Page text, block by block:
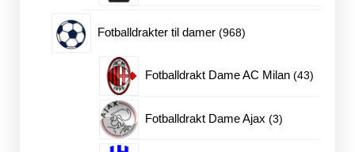
Fotballdrakter til damer 968968
Fotballdrakt Dame AC Milan 4343
Fotballdrakt Dame Ajax 33